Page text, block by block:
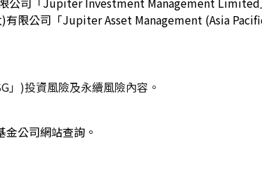
有限公司「Jupiter Asset Management (Asia
」)投資風險及永續風險內容。
公司網站查詢。